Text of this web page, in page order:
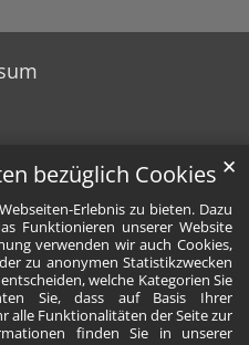
bezüglich Cookies
Erlebnis zu bieten. Dazu
Funktionieren unserer Website
verwenden wir auch Cookies,
zu anonymen Statistikzwecken
welche Kategorien Sie
Sie, dass auf Basis Ihrer
alle Funktionalitäten der Seite zur
finden Sie in unserer
✕